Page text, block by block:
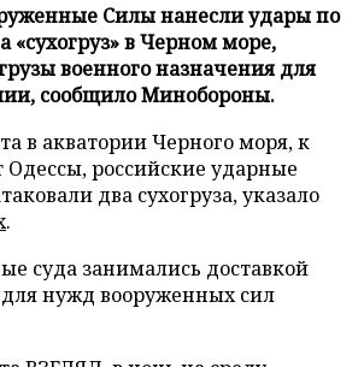
Силы нанесли удары по
«сухогруз» в Черном море,
военного назначения для
сообщило Минобороны.
в акватории Черного моря, к
Одессы, российские ударные
два сухогруза, указало
.
суда занимались доставкой
нужд вооруженных сил